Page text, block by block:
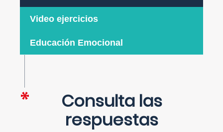
Video ejercicios
Educación Emocional
Consulta las
respuestas